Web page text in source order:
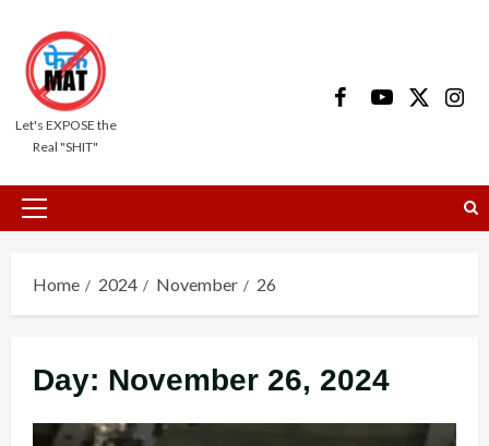
content
Let's EXPOSE the
Real "SHIT"
FacebookYoutube
X
Primary
Home 2024 November 26
Day: November 26, 2024